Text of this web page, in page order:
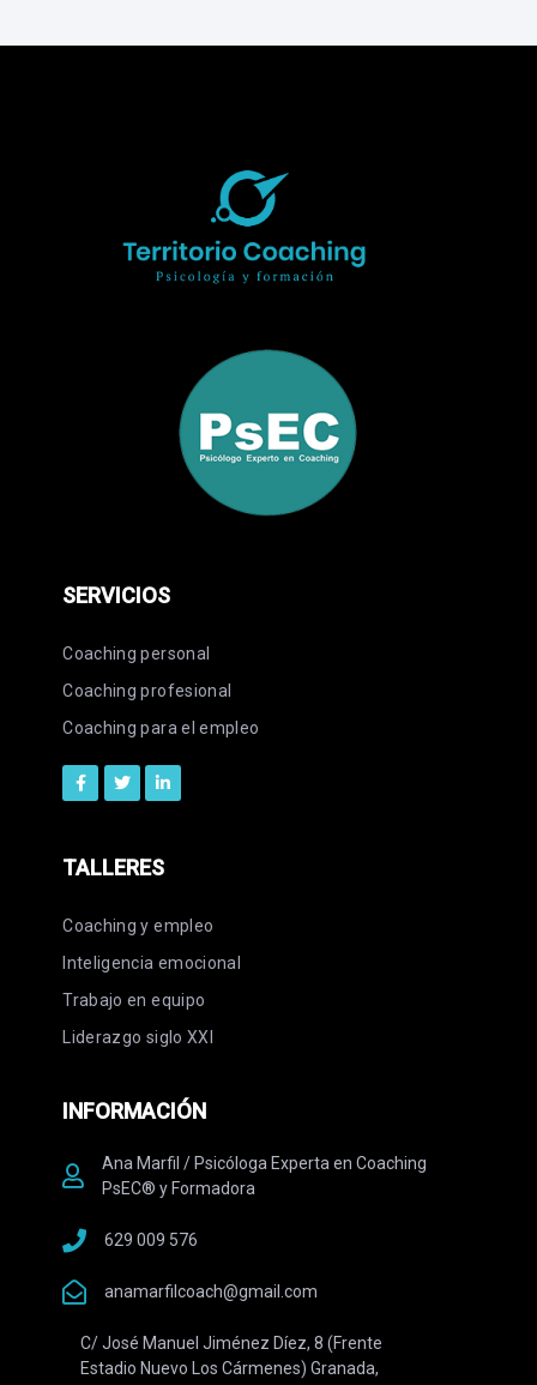
SERVICIOS
Coaching personal
Coaching profesional
Coaching para el empleo
TALLERES
Coaching y empleo
Inteligencia emocional
Trabajo en equipo
Liderazgo siglo XXI
INFORMACIÓN
Ana Marfil / Psicóloga Experta en Coaching
PsEC® y Formadora
629 009 576
anamarfilcoach@gmail.com
C/ José Manuel Jiménez Díez, 8 (Frente
Estadio Nuevo Los Cármenes) Granada,